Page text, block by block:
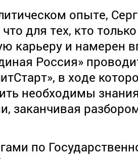
опыте,
для тех, кто
карьеру и намерен
Россия»
в ходе
необходимы
заканчивая
по